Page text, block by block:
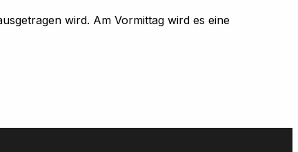
wird. Am Vormittag wird es eine